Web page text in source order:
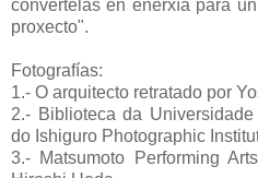
convertelas en enerxía para
proxecto".
Fotografías:
1.- O arquitecto retratado por
2.- Biblioteca da
do Ishiguro Photographic
3.- Matsumoto Performing